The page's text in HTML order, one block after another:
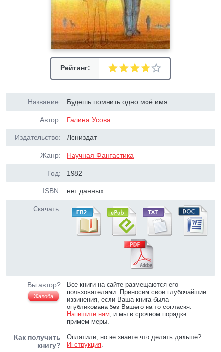
Рейтинг:
Название: Будешь помнить одно моё имя…
Автор: Галина Усова
Издательство: Лениздат
Жанр: Научная Фантастика
Год: 1982
ISBN: нет данных
Скачать:
Вы автор?
Жалоба
Все книги на сайте размещаются его
пользователями. Приносим свои глубочайшие
извинения, если Ваша книга была
опубликована без Вашего на то согласия.
Напишите нам, и мы в срочном порядке
примем меры.
Как получить
книгу?
Оплатили, но не знаете что делать дальше?
Инструкция.